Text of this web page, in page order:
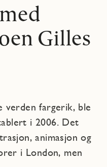
Gilles
verden fargerik, ble
i 2006. Det
animasjon og
i London, men